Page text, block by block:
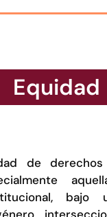
Equidad
de
bajo